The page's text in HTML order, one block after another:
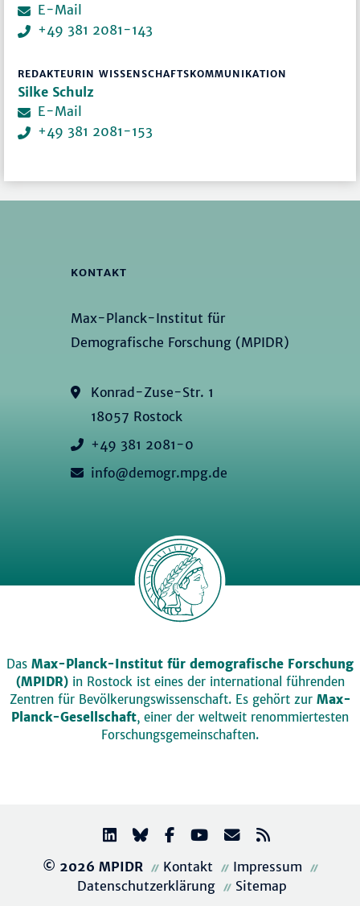
E-Mail
+49 381 2081-143
REDAKTEURIN WISSENSCHAFTSKOMMUNIKATION
Silke Schulz
E-Mail
+49 381 2081-153
KONTAKT
Max-Planck-Institut für
Demografische Forschung (MPIDR)
Konrad-Zuse-Str. 1
18057 Rostock
+49 381 2081-0
info@demogr.mpg.de
Das Max-Planck-Institut für demografische Forschung
(MPIDR)in Rostock ist eines der international führenden
Zentren für Bevölkerungswissenschaft. Es gehört zur Max-
Planck-Gesellschaft, einer der weltweit renommiertesten
Forschungsgemeinschaften.
© 2026 MPIDR Kontakt
Impressum
Datenschutzerklärung
Sitemap